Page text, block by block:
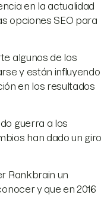
en la actualidad
opciones SEO para
algunos de los
y están influyendo
en los resultados
guerra a los
han dado un giro
Rankbrain un
y que en 2016